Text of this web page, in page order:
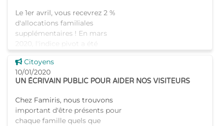
Le 1er avril, vous recevrez 2 %
d'allocations familiales
supplémentaires ! En mars
2020, l'indice pivot a été
allocations sociales, y compris
les allocations f
Voir cette news
Citoyens
10/01/2020
UN ÉCRIVAIN PUBLIC POUR AIDER NOS VISITEURS
Chez Famiris, nous trouvons
important d'être présents pour
chaque famille quels que